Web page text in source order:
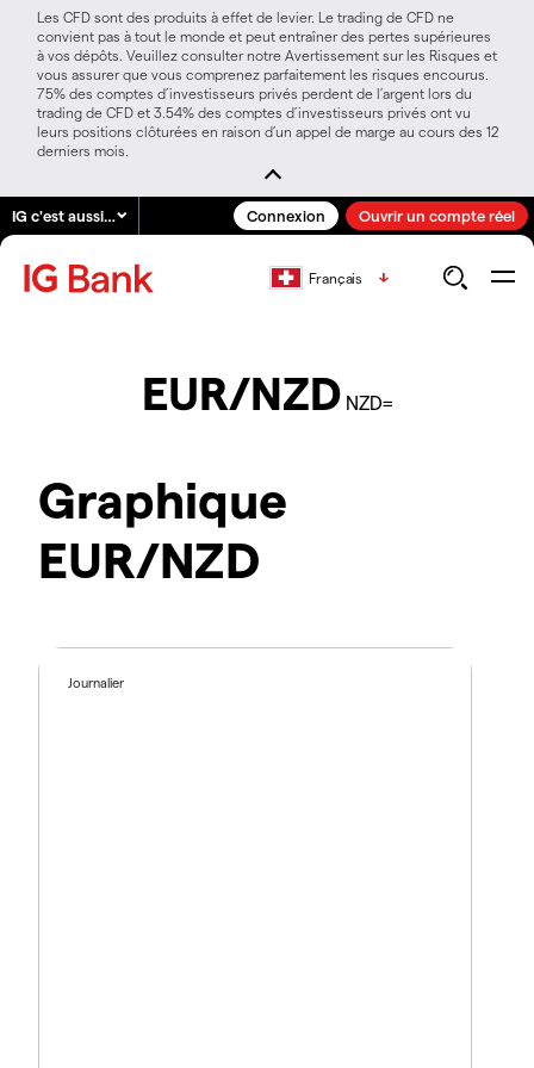
Les CFD sont des produits à effet de levier. Le trading de CFD ne
convient pas à tout le monde et peut entraîner des pertes supérieures
à vos dépôts. Veuillez consulter notre Avertissement sur les Risques et
vous assurer que vous comprenez parfaitement les risques encourus.
75% des comptes d’investisseurs privés perdent de l’argent lors du
trading de CFD et 3.54% des comptes d’investisseurs privés ont vu
leurs positions clôturées en raison d’un appel de marge au cours des 12
derniers mois.
IG c'est aussi… Connexion Ouvrir un compte réel
Français
EUR/NZD NZD=
Graphique
EUR/NZD
Journalier